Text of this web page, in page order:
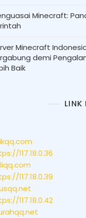
Minecraft:
Minecraft
demi
Baik
LINK
117.18.0.36
117.18.0.39
117.18.0.42